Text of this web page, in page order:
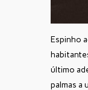
Espinho
último
palmas a